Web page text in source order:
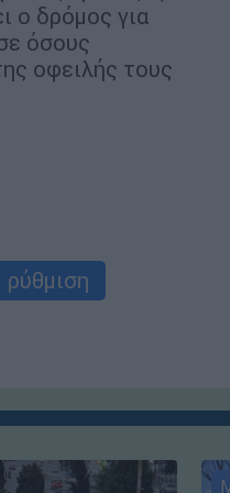
ο δρόμος για
όσους
οφειλής τους
ρύθμιση